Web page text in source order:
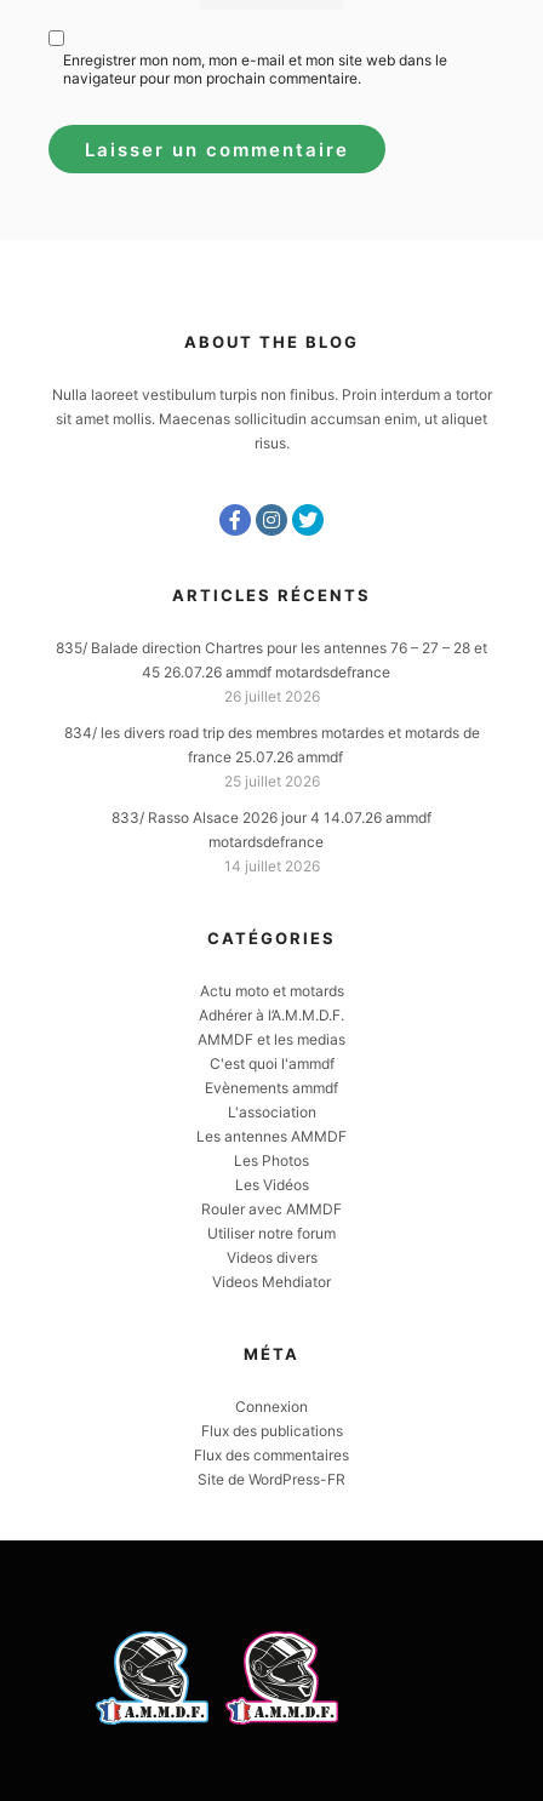
Enregistrer mon nom, mon e-mail et mon site web dans le
navigateur pour mon prochain commentaire.
ABOUT THE BLOG
Nulla laoreet vestibulum turpis non finibus. Proin interdum a tortor
sit amet mollis. Maecenas sollicitudin accumsan enim, ut aliquet
risus.
ARTICLES RÉCENTS
835/ Balade direction Chartres pour les antennes 76 – 27 – 28 et
45 26.07.26 ammdf motardsdefrance
26 juillet 2026
834/ les divers road trip des membres motardes et motards de
france 25.07.26 ammdf
25 juillet 2026
833/ Rasso Alsace 2026 jour 4 14.07.26 ammdf
motardsdefrance
14 juillet 2026
CATÉGORIES
Actu moto et motards
Adhérer à l’A.M.M.D.F.
AMMDF et les medias
C'est quoi l'ammdf
Evènements ammdf
L'association
Les antennes AMMDF
Les Photos
Les Vidéos
Rouler avec AMMDF
Utiliser notre forum
Videos divers
Videos Mehdiator
MÉTA
Connexion
Flux des publications
Flux des commentaires
Site de WordPress-FR